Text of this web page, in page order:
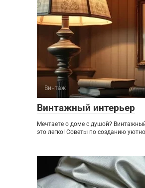
Винтаж
Винтажный интерьер
Мечтаете о доме с душой?
это легко! Советы по созданию